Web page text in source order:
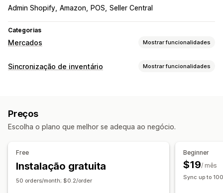
Admin Shopify Amazon POS Seller Central
Categorias
Mercados Mostrar funcionalidades
Gestão de listagens
Carregamento em lote
Análise de dados de listagens
Gestão de encomendas
Processamento em vários locais
Encomendas em lote
Sincronização de encomendas
Sincronização de inventário Mostrar funcionalidades
SKUs Códigos de barras
Automático Manual Em lote Em tempo real Programado
Alertas automáticos
Atualizações de encomendas
Preços
Escolha o plano que melhor se adequa ao negócio.
Free
Instalação gratuita
50 orders/month; $0.2/order
Beginner
$19/ mês
Sync up to